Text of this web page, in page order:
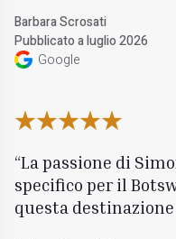
Barbara Scrosati
Pubblicato a luglio 2026
Google
La passione di
specifico per il
questa